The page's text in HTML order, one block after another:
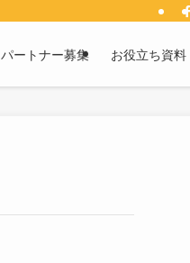
パートナー募集 お役立ち資料